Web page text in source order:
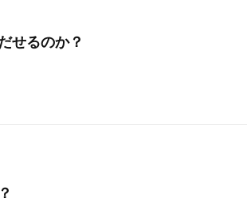
せるのか？